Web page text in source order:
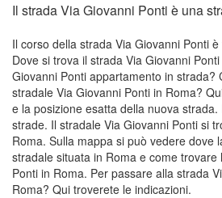
Il strada Via Giovanni Ponti è una
Il corso della strada Via Giovanni Ponti
Dove si trova il strada Via Giovanni
Giovanni Ponti appartamento in strada?
stradale Via Giovanni Ponti in Roma?
e la posizione esatta della nuova
strade. Il stradale Via Giovanni Ponti si
Roma. Sulla mappa si può vedere dove
stradale situata in Roma e come
Ponti in Roma. Per passare alla strada
Roma? Qui troverete le indicazioni.